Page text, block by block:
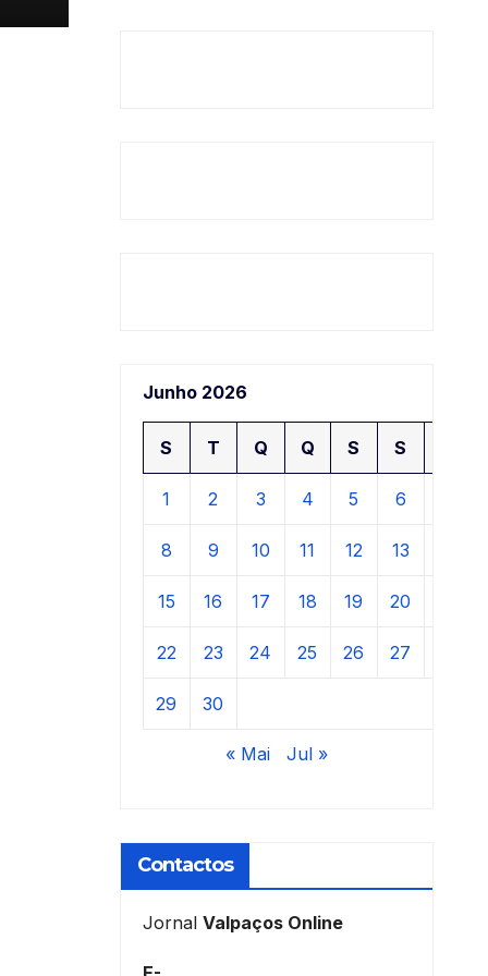
Junho 2026
S T Q Q S S
1 2 3 4 5 6
8 9 10 11 12 13
15 16 17 18 19 20
22 23 24 25 26 27
29 30
« Mai Jul »
Contactos
Jornal Valpaços Online